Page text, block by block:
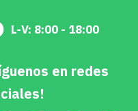
L-V: 8:00 - 18:00
en redes